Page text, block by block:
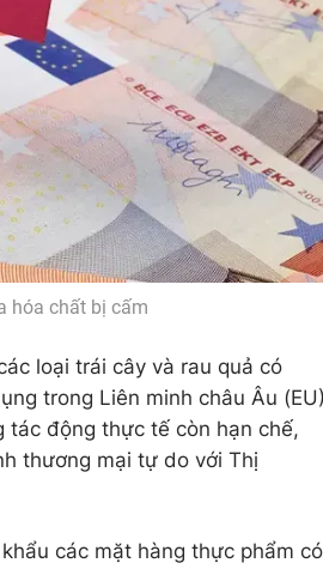
hóa chất bị cấm
loại trái cây và rau quả có
trong Liên minh châu Âu
động thực tế còn hạn chế,
thương mại tự do với Thị
các mặt hàng thực phẩm có